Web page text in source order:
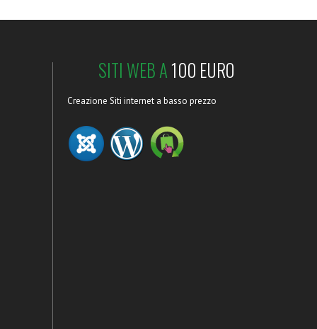
SITI WEB A100 EURO
Creazione Siti internet a basso prezzo